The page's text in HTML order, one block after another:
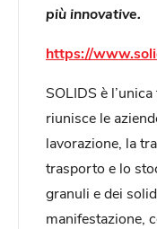
più innovative.
https://
SOLIDS è
riunisce le
lavorazione, la
trasporto e lo
granuli e dei
manifestazione,